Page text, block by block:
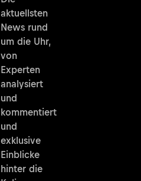
aktuellsten
News rund
um die Uhr,
von
Experten
analysiert
und
kommentiert
und
exklusive
Einblicke
hinter die